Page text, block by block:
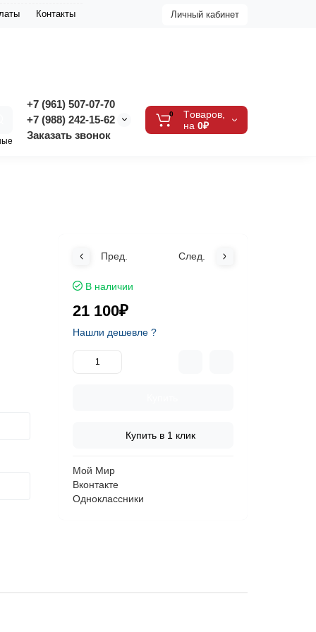
Контакты Личный кабинет
+7 (961) 507-07-70
+7 (988) 242-15-62
Заказать звонок
0
Tоваров,
на 0₽
Пред. След.
В наличии
21 100₽
Нашли дешевле ?
Купить в 1 клик
Мой Мир
Вконтакте
Одноклассники